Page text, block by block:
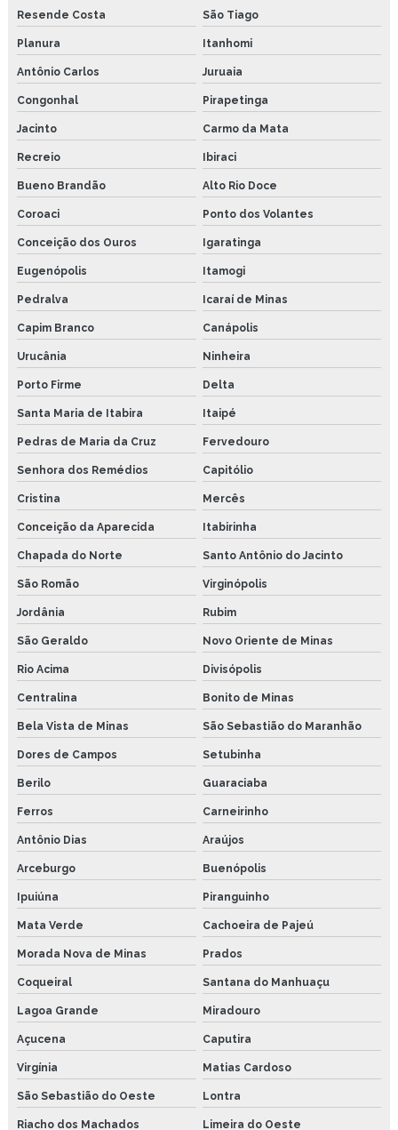
Resende Costa São Tiago
Planura Itanhomi
Antônio Carlos Juruaia
Congonhal Pirapetinga
Jacinto Carmo da Mata
Recreio Ibiraci
Bueno Brandão Alto Rio Doce
Coroaci Ponto dos Volantes
Conceição dos Ouros Igaratinga
Eugenópolis Itamogi
Pedralva Icaraí de Minas
Capim Branco Canápolis
Urucânia Ninheira
Porto Firme Delta
Santa Maria de Itabira Itaipé
Pedras de Maria da Cruz Fervedouro
Senhora dos Remédios Capitólio
Cristina Mercês
Conceição da Aparecida Itabirinha
Chapada do Norte Santo Antônio do Jacinto
São Romão Virginópolis
Jordânia Rubim
São Geraldo Novo Oriente de Minas
Rio Acima Divisópolis
Centralina Bonito de Minas
Bela Vista de Minas São Sebastião do Maranhão
Dores de Campos Setubinha
Berilo Guaraciaba
Ferros Carneirinho
Antônio Dias Araújos
Arceburgo Buenópolis
Ipuiúna Piranguinho
Mata Verde Cachoeira de Pajeú
Morada Nova de Minas Prados
Coqueiral Santana do Manhuaçu
Lagoa Grande Miradouro
Açucena Caputira
Virgínia Matias Cardoso
São Sebastião do Oeste Lontra
Riacho dos Machados Limeira do Oeste